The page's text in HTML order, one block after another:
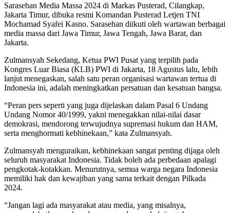
Sarasehan Media Massa 2024 di Markas Pusterad, Cilangkap,
Jakarta Timur, dibuka resmi Komandan Pusterad Letjen TNI
Mochamad Syafei Kasno. Sarasehan diikuti oleh wartawan berbagai
media massa dari Jawa Timur, Jawa Tengah, Jawa Barat, dan
Jakarta.
Zulmansyah Sekedang, Ketua PWI Pusat yang terpilih pada
Kongres Luar Biasa (KLB) PWI di Jakarta, 18 Agustus lalu, lebih
lanjut menegaskan, salah satu peran organisasi wartawan tertua di
Indonesia ini, adalah meningkatkan persatuan dan kesatuan bangsa.
“Peran pers seperti yang juga dijelaskan dalam Pasal 6 Undang
Undang Nomor 40/1999, yakni menegakkan nilai-nilai dasar
demokrasi, mendorong terwujudnya supremasi hukum dan HAM,
serta menghormati kebhinekaan,” kata Zulmansyah.
Zulmansyah menguraikan, kebhinekaan sangat penting dijaga oleh
seluruh masyarakat Indonesia. Tidak boleh ada perbedaan apalagi
pengkotak-kotakkan. Menurutnya, semua warga negara Indonesia
memiliki hak dan kewajiban yang sama terkait dengan Pilkada
2024.
“Jangan lagi ada masyarakat atau media, yang misalnya,